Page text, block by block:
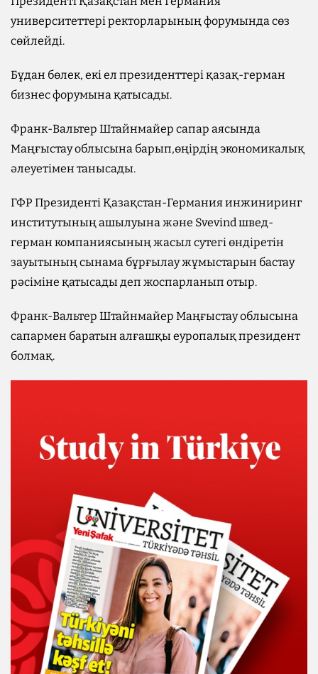
университеттері ректорларының форумында сөз
сөйлейді.
Бұдан бөлек, екі ел президенттері қазақ-герман
бизнес форумына қатысады.
Франк-Вальтер Штайнмайер сапар аясында
Маңғыстау облысына барып,өңірдің экономикалық
әлеуетімен танысады.
ГФР Президенті Қазақстан-Германия инжиниринг
институтының ашылуына және Svevind швед-
герман компаниясының жасыл сутегі өндіретін
зауытының сынама бұрғылау жұмыстарын бастау
рәсіміне қатысады деп жоспарланып отыр.
Франк-Вальтер Штайнмайер Маңғыстау облысына
сапармен баратын алғашқы еуропалық президент
болмақ.